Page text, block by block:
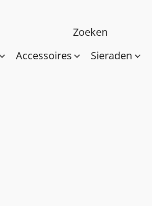
Accessoires Sieraden